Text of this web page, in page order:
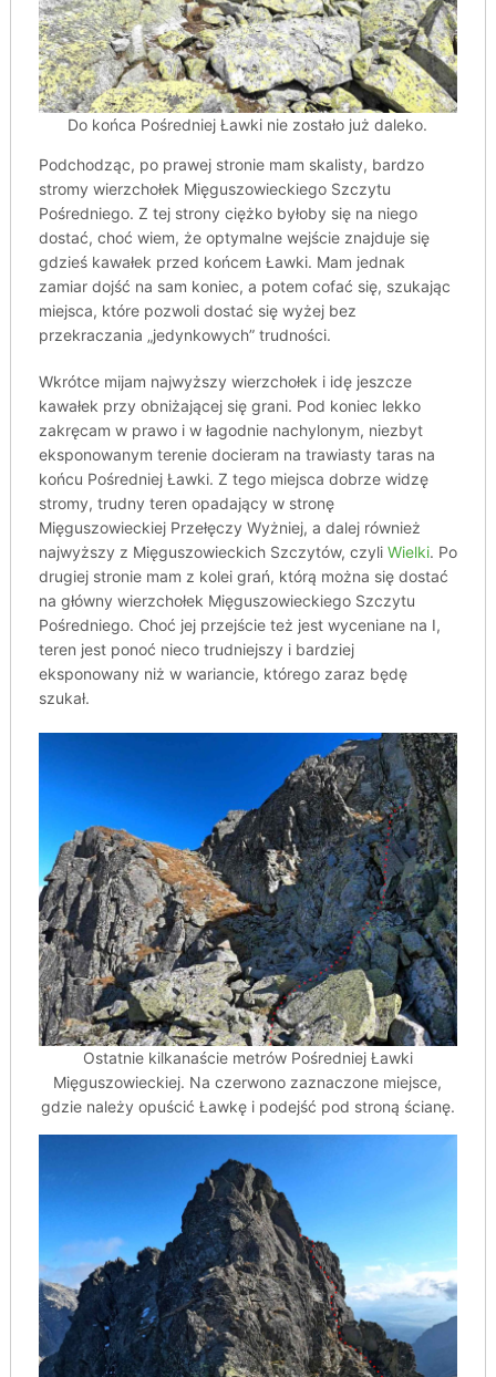
Do końca Pośredniej Ławki nie zostało już daleko.
Podchodząc, po prawej stronie mam skalisty, bardzo
stromy wierzchołek Mięguszowieckiego Szczytu
Pośredniego. Z tej strony ciężko byłoby się na niego
dostać, choć wiem, że optymalne wejście znajduje się
gdzieś kawałek przed końcem Ławki. Mam jednak
zamiar dojść na sam koniec, a potem cofać się, szukając
miejsca, które pozwoli dostać się wyżej bez
przekraczania „jedynkowych” trudności.
Wkrótce mijam najwyższy wierzchołek i idę jeszcze
kawałek przy obniżającej się grani. Pod koniec lekko
zakręcam w prawo i w łagodnie nachylonym, niezbyt
eksponowanym terenie docieram na trawiasty taras na
końcu Pośredniej Ławki. Z tego miejsca dobrze widzę
stromy, trudny teren opadający w stronę
Mięguszowieckiej Przełęczy Wyżniej, a dalej również
najwyższy z Mięguszowieckich Szczytów, czyli Wielki. Po
drugiej stronie mam z kolei grań, którą można się dostać
na główny wierzchołek Mięguszowieckiego Szczytu
Pośredniego. Choć jej przejście też jest wyceniane na I,
teren jest ponoć nieco trudniejszy i bardziej
eksponowany niż w wariancie, którego zaraz będę
szukał.
Ostatnie kilkanaście metrów Pośredniej Ławki
Mięguszowieckiej. Na czerwono zaznaczone miejsce,
gdzie należy opuścić Ławkę i podejść pod stroną ścianę.